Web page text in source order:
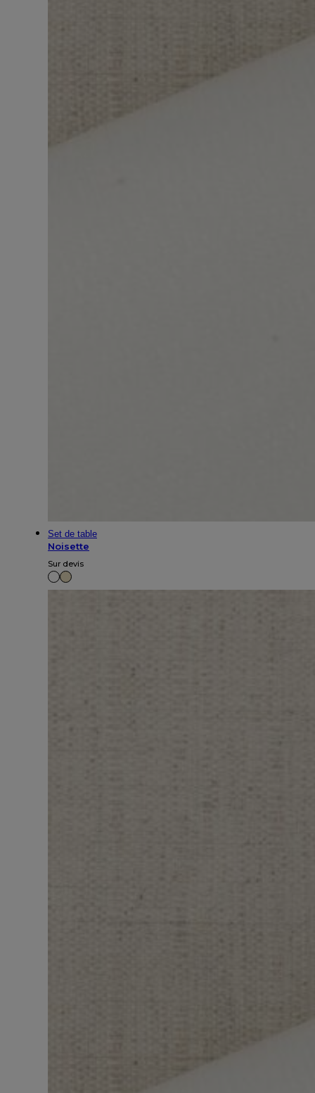
Set de table
Noisette
Sur devis